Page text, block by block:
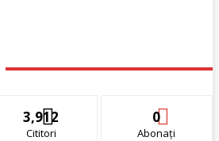
3,912
Cititori
0
Abonați